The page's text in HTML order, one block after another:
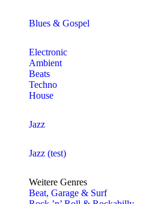
Blues & Gospel
Electronic
Ambient
Beats
Techno
House
Jazz
Jazz (test)
Weitere Genres
Beat, Garage & Surf